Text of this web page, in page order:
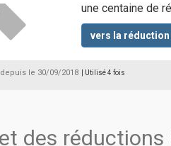
une centaine de
vers la réduction
le 30/09/2018 | Utilisé 4 fois
des réductions